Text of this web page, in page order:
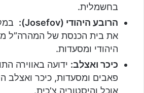
בחשמלית.
הרובע היהודי (Josefov):
את בית הכנסת של המהרה”ל
היהודי ומסעדות.
כיכר ואצלב: ידועה באווירה
פאבים ומסעדות, כיכר ואצלב